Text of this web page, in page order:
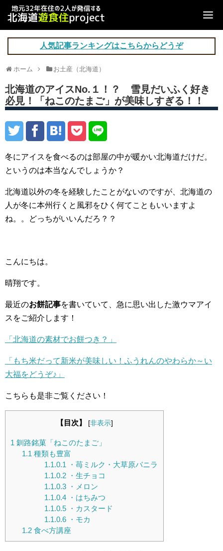
人気記事ランキングはこちらからどうぞ
ホーム お土産（北海道）
北海道のアイスNo.１！？ 雪見だいふく好き
必見！「ねこのたまご」が美味しすぎる！！
冬にアイスを食べるのは部屋の中が暖かい北海道だけだ。
というのは本当なんでしょうか？
北海道以外の冬を経験したことがないのですが、北海道の
人が冬に本州行くと風邪をひく何てこともいいますよ
ね。。どっちがいいんだろ？？
こんにちは。
晴翔です。
最近のお餅記事を書いていて、急に思い出した激ウマアイ
スをご紹介します！
「北海道の素材でお餅つき？」
「もち米だって新米が美味しい！ふうれんのやわらか～い
大福をどうぞ♪」
こちらも是非ご覧ください！
【目次】 [非表示]
1 釧路銘菓「ねこのたまご」
1.1 種類も豊富
1.1.0.1 ・苺ミルク・大草原バニラ
1.1.0.2 ・生チョコ
1.1.0.3 ・メロン
1.1.0.4 ・はちみつ
1.1.0.5 ・カスタード
1.1.0.6 ・モカ
1.2食べ方講座